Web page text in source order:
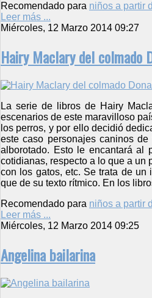
Recomendado para niños a partir
Leer más ...
Miércoles, 12 Marzo 2014 09:27
Hairy Maclary del colmado
La serie de libros de Hairy
escenarios de este maravilloso
los perros, y por ello decidió
este caso personajes caninos
alborotado. Esto le encantará al
cotidianas, respecto a lo que a un
con los gatos, etc. Se trata de
que de su texto rítmico. En los
Recomendado para niños a partir
Leer más ...
Miércoles, 12 Marzo 2014 09:25
Angelina bailarina